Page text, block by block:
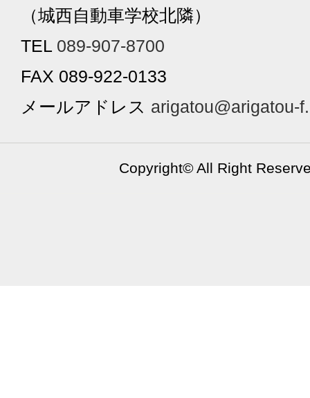
（城西自動車学校北隣）
TEL 089-907-8700
FAX 089-922-0133
メールアドレス arigatou@arigatou-
Copyright© All Right